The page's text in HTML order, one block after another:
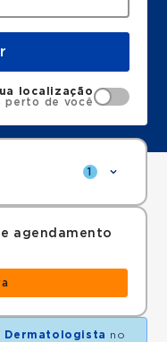
localização
perto de você
1
agendamento
Dermatologista no